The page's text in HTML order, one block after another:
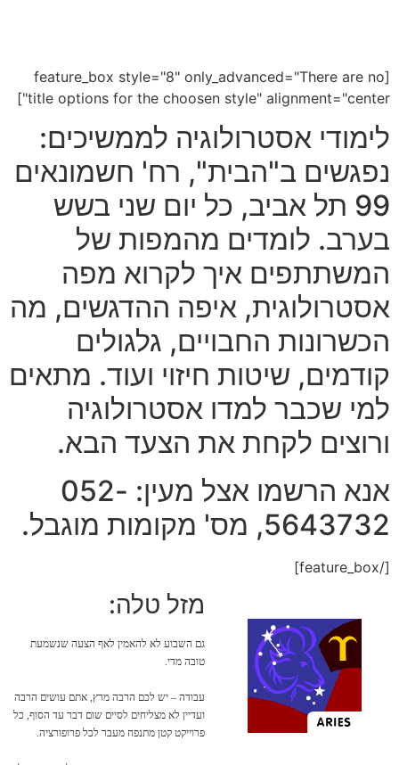
[feature_box style="8" only_advanced="There are no
title options for the choosen style" alignment="center"]
לימודי אסטרולוגיה לממשיכים:
נפגשים ב"הבית", רח' חשמונאים
99 תל אביב, כל יום שני בשש
בערב. לומדים מהמפות של
המשתתפים איך לקרוא מפה
אסטרולוגית, איפה ההדגשים, מה
הכשרונות החבויים, גלגולים
קודמים, שיטות חיזוי ועוד. מתאים
למי שכבר למדו אסטרולוגיה
ורוצים לקחת את הצעד הבא.
אנא הרשמו אצל מעין: 052-
5643732, מס' מקומות מוגבל.
[/feature_box]
מזל טלה:
גם השבוע לא להאמין לאף הצעה שנשמעת
טובה מדי.
עבודה – יש לכם הרבה מרץ, אתם עושים הרבה
ועדיין לא מצליחים לסיים שום דבר עד הסוף, כל
פרוייקט קטן מתנפח מעבר לכל פרופורציה.